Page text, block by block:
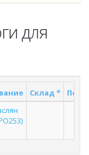
для
Склад *